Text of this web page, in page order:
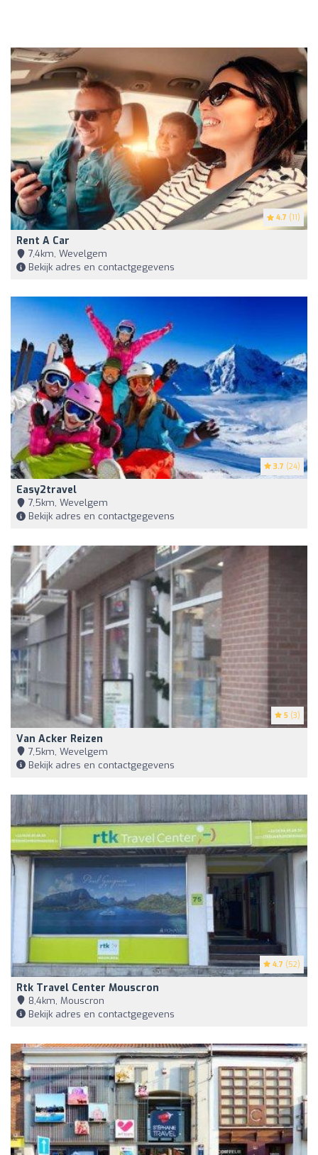
4.7 (11)
Rent A Car
7,4km, Wevelgem
Bekijk adres en contactgegevens
3.7 (24)
Easy2travel
7,5km, Wevelgem
Bekijk adres en contactgegevens
5 (3)
Van Acker Reizen
7,5km, Wevelgem
Bekijk adres en contactgegevens
4.7 (52)
Rtk Travel Center Mouscron
8,4km, Mouscron
Bekijk adres en contactgegevens